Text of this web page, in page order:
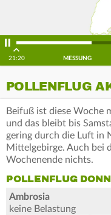
21:20 MESSUNG
POLLENFLUG
Beifuß ist diese Woche
und das bleibt bis
gering durch die Luft in
Mittelgebirge. Auch bei
Wochenende nichts.
POLLENFLUG
Ambrosia
keine Belastung